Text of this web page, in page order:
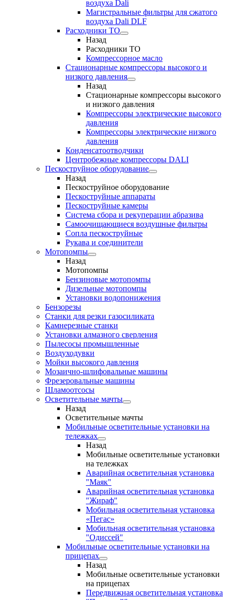
воздуха Dali
Магистральные фильтры для сжатого
воздуха Dali DLF
Расходники ТО
Назад
Расходники ТО
Компрессорное масло
Стационарные компрессоры высокого и
низкого давления
Назад
Стационарные компрессоры высокого
и низкого давления
Компрессоры электрические высокого
давления
Компрессоры электрические низкого
давления
Конденсатоотводчики
Центробежные компрессоры DALI
Пескоструйное оборудование
Назад
Пескоструйное оборудование
Пескоструйные аппараты
Пескоструйные камеры
Система сбора и рекуперации абразива
Самоочищающиеся воздушные фильтры
Сопла пескоструйные
Рукава и соединители
Мотопомпы
Назад
Мотопомпы
Бензиновые мотопомпы
Дизельные мотопомпы
Установки водопонижения
Бензорезы
Станки для резки газосиликата
Камнерезные станки
Установки алмазного сверления
Пылесосы промышленные
Воздуходувки
Мойки высокого давления
Мозаично-шлифовальные машины
Фрезеровальные машины
Шламоотсосы
Осветительные мачты
Назад
Осветительные мачты
Мобильные осветительные установки на
тележках
Назад
Мобильные осветительные установки
на тележках
Аварийная осветительная установка
"Маяк"
Аварийная осветительная установка
"Жираф"
Мобильная осветительная установка
«Пегас»
Мобильная осветительная установка
"Одиссей"
Мобильные осветительные установки на
прицепах
Назад
Мобильные осветительные установки
на прицепах
Передвижная осветительная установка